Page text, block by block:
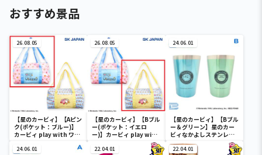
おすすめ景品
26.08.05
【星のカービィ】【Aピン
ク(ポケット：ブルー)】
カービィ play with ワド
26.08.05
【星のカービィ】【Bブル
ー(ポケット：イエロ
ー)】カービィ play with
ワドルディ ボストンバッ
グ
24.06.01
【星のカービィ】【Bブル
ー＆グリーン】星のカー
ビィなかよしステンレス
ペアタンブラー
24.06.01 22.04.01 22.04.01